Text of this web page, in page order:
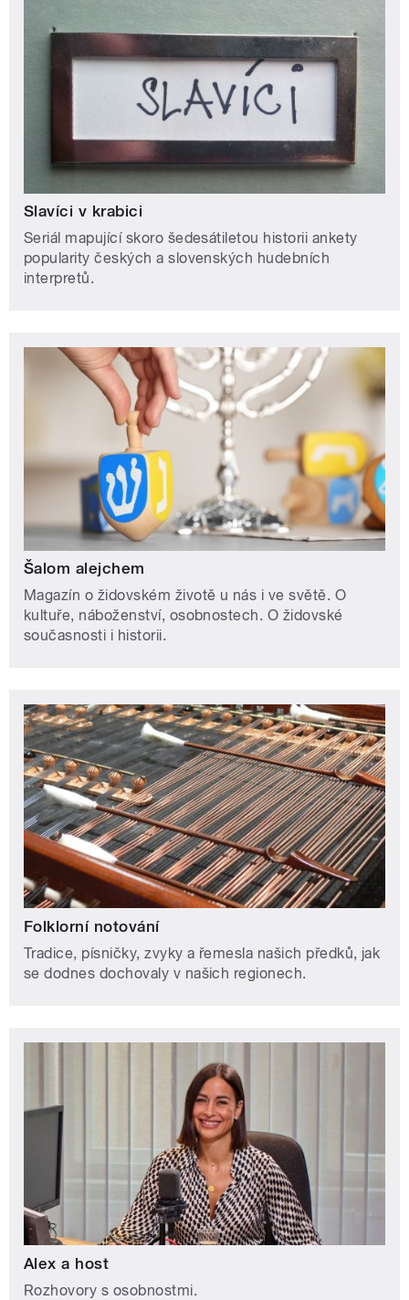
Slavíci v krabici
Seriál mapující skoro šedesátiletou historii ankety
popularity českých a slovenských hudebních
interpretů.
Šalom alejchem
Magazín o židovském životě u nás i ve světě. O
kultuře, náboženství, osobnostech. O židovské
současnosti i historii.
Folklorní notování
Tradice, písničky, zvyky a řemesla našich předků, jak
se dodnes dochovaly v našich regionech.
Alex a host
Rozhovory s osobnostmi.